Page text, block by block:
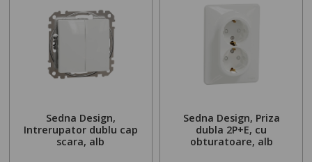
Sedna Design,
Intrerupator dublu cap
scara, alb
Sedna Design, Priza
dubla 2P+E, cu
obturatoare, alb